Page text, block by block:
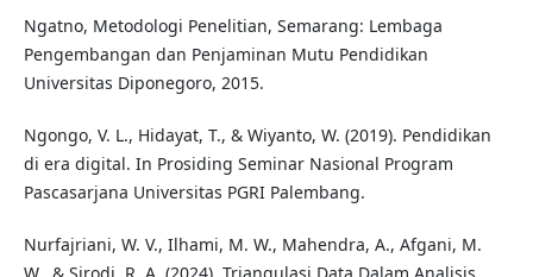
Ngatno, Metodologi Penelitian, Semarang: Lembaga
Pengembangan dan Penjaminan Mutu Pendidikan
Universitas Diponegoro, 2015.
Ngongo, V. L., Hidayat, T., & Wiyanto, W. (2019). Pendidikan
di era digital. In Prosiding Seminar Nasional Program
Pascasarjana Universitas PGRI Palembang.
Nurfajriani, W. V., Ilhami, M. W., Mahendra, A., Afgani, M.